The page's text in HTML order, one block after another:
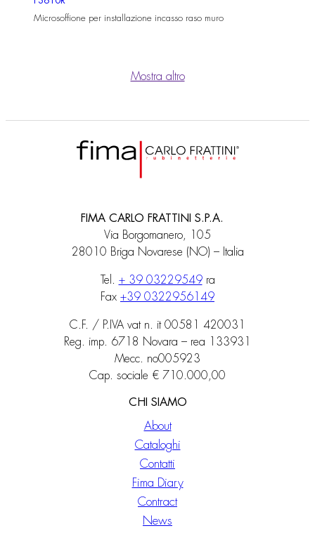
Microsoffione per installazione incasso raso muro
Mostra altro
FIMA CARLO FRATTINI S.P.A.
Via Borgomanero, 105
28010 Briga Novarese (NO) – Italia
Tel. + 39 03229549ra
Fax +39 0322956149
C.F. / P.IVA vat n. it 00581 420031
Reg. imp. 6718 Novara – rea 133931
Mecc. no005923
Cap. sociale € 710.000,00
CHI SIAMO
About
Cataloghi
Contatti
Fima Diary
Contract
News